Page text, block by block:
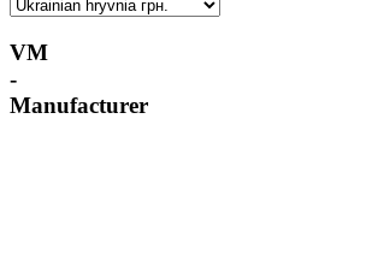
VM
-
Manufacturer